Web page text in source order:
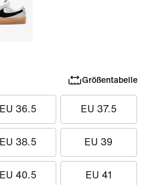
Größentabelle
EU 36.5 EU 37.5
EU 38.5 EU 39
EU 40.5 EU 41